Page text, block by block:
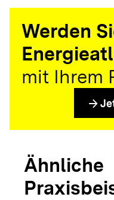
Werden
mit Ihrem
arrow_forward
Ähnliche